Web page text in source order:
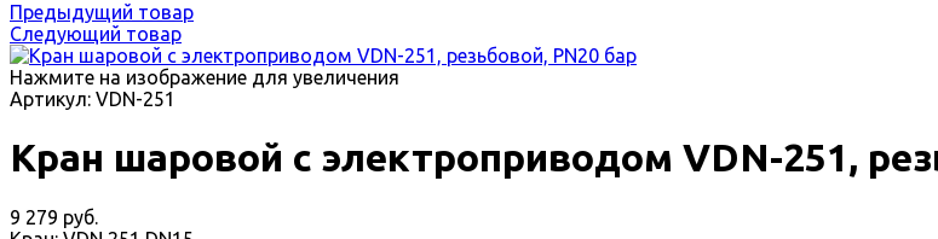
Предыдущий товар
Следующий товар
Нажмите на изображение для увеличения
Артикул: VDN-251
Кран шаровой с электроприводом VDN-251,
9 279 руб.